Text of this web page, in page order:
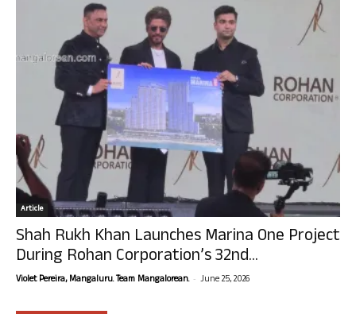
Article
Shah Rukh Khan Launches Marina One Project
During Rohan Corporation’s 32nd...
Violet Pereira, Mangaluru. Team Mangalorean. - June 25, 2026